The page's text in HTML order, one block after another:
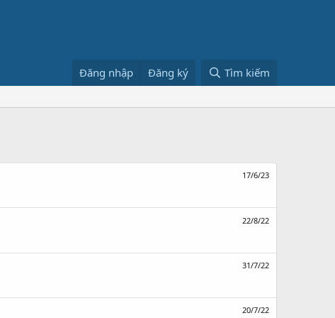
Đăng nhập Đăng ký Tìm kiếm
17/6/23
22/8/22
31/7/22
20/7/22